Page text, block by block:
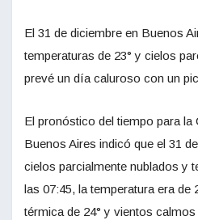
El 31 de diciembre en Buenos
temperaturas de 23° y cielos
prevé un día caluroso con un
El pronóstico del tiempo para la
Buenos Aires indicó que el 31
cielos parcialmente nublados y
las 07:45, la temperatura era de
térmica de 24° y vientos